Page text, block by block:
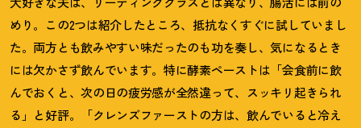
めり。この2つは紹介したところ、抵抗なくすぐに試していまし
た。両方とも飲みやすい味だったのも功を奏し、気になるとき
には欠かさず飲んでいます。特に酵素ペーストは「会食前に飲
んでおくと、次の日の疲労感が全然違って、スッキリ起きられ
る」と好評。「クレンズファーストの方は、飲んでいると冷え